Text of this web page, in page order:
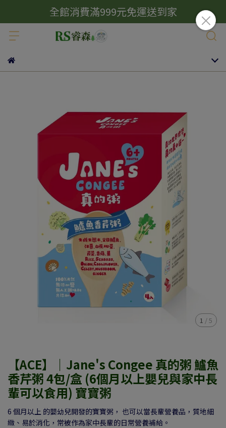
全館消費滿999元免運送到家
1 /5
【ACE】｜Jane's Congee 真的粥 鱸魚
香芹粥 4包/盒 (6個月以上嬰兒與家中長
輩可以食用) 寶寶粥
6 個月以上 的嬰幼兒開發的寶寶粥， 也可以當長輩營養品，質地細
緻、易於消化，常被作為家中長輩的日常營養補給。